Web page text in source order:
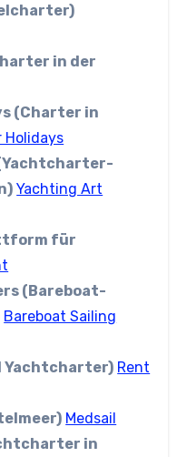
in der
(Charter in
Holidays
Yachting Art
für
(Bareboat-
Bareboat Sailing
Yachtcharter) Rent
Medsail
in